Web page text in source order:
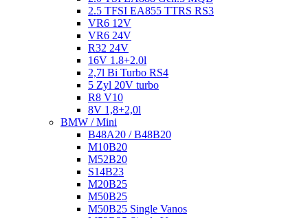
2.5 TFSI EA855 TTRS RS3
VR6 12V
VR6 24V
R32 24V
16V 1.8+2.0l
2,7l Bi Turbo RS4
5 Zyl 20V turbo
R8 V10
8V 1,8+2,0l
BMW / Mini
B48A20 / B48B20
M10B20
M52B20
S14B23
M20B25
M50B25
M50B25 Single Vanos